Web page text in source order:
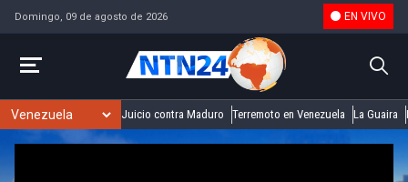
Domingo, 09 de agosto de 2026 EN VIVO
Juicio contra Maduro Terremoto en Venezuela La Guaira